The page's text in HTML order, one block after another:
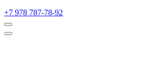
+7 978 787-78-92